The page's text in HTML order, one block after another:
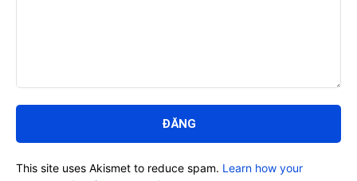
luận:
This site uses Akismet to reduce spam. Learn how your